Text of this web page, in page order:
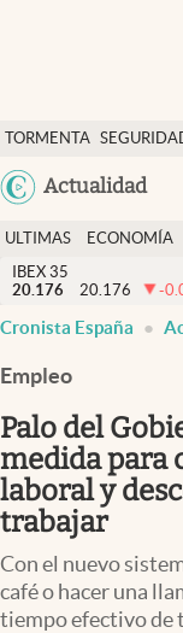
TORMENTA
Actualidad
Economía y finanzas
Política
Actualidad
Criptomonedas
España
ULTIMAS
NOTICIAS
ECONOMÍA
FINANZAS
IBEX 35
20.176
20.176 -
Cronista España
Empleo
Palo del
medida para
laboral y
trabajar
Con el nuevo
café o hacer una
tiempo efectivo de